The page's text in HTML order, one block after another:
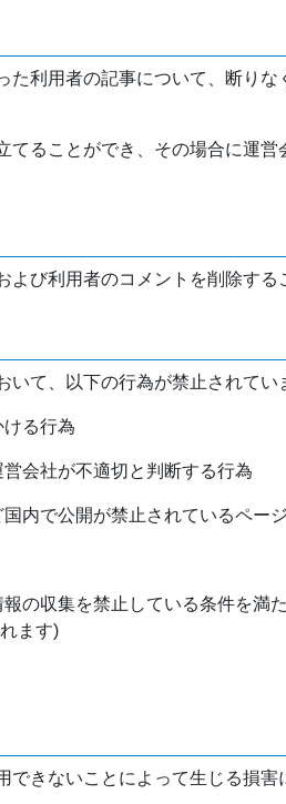
た利用者の記事について、断り
てることができ、その場合に運
び利用者のコメントを削除する
て、以下の行為が禁止されてい
る行為
会社が不適切と判断する行為
内で公開が禁止されているページ
の収集を禁止している条件を満
ます)
できないことによって生じる損